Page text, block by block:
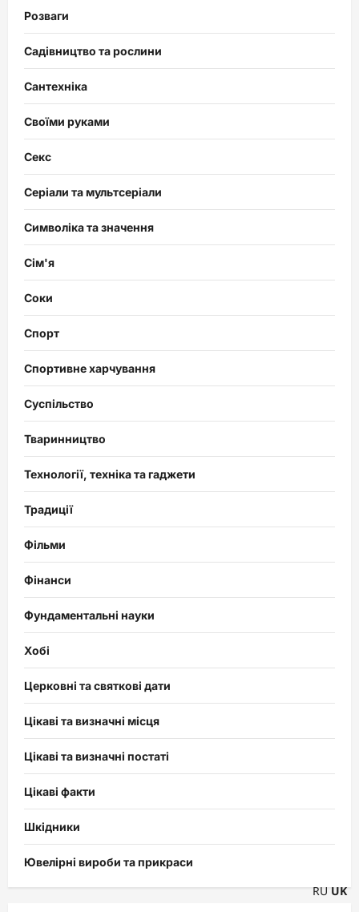
Розваги
Садівництво та рослини
Сантехніка
Своїми руками
Секс
Серіали та мультсеріали
Символіка та значення
Сім'я
Соки
Спорт
Спортивне харчування
Суспільство
Тваринництво
Технології, техніка та гаджети
Традиції
Фільми
Фінанси
Фундаментальні науки
Хобі
Церковні та святкові дати
Цікаві та визначні місця
Цікаві та визначні постаті
Цікаві факти
Шкідники
Ювелірні вироби та прикраси
RU UK